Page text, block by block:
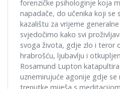
forenzičke psihologinje koja
napadače, do učenika koji se
kazalištu za vrijeme
svjedočimo kako svi
svoga života, gdje zlo i teror
hrabrošću, ljubavlju i
Rosamund Lupton
uznemirujuće agonije gdje